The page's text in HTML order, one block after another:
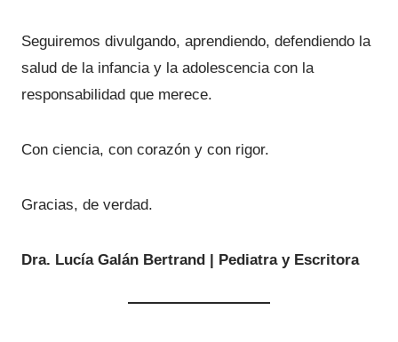
Seguiremos divulgando, aprendiendo, defendiendo la
salud de la infancia y la adolescencia con la
responsabilidad que merece.
Con ciencia, con corazón y con rigor.
Gracias, de verdad.
Dra. Lucía Galán Bertrand | Pediatra y Escritora